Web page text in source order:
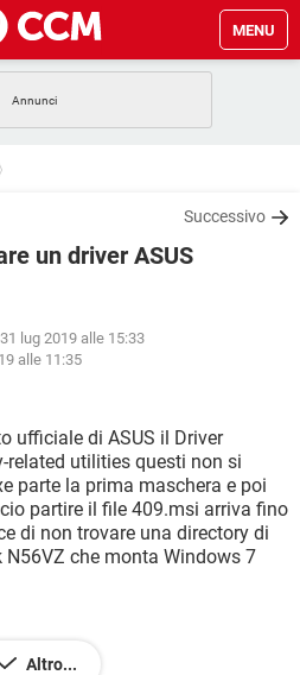
MENU
WHATSAPP
FACEBOOK
GAMING
WINDOWS 10
ANDROID
WHATSAPP
FACEBOOK
WINDOWS 10
WHATSAPP
FACEBOOK
Successivo
un driver ASUS
lug 2019 alle 15:33
alle 11:35
ufficiale di ASUS il Driver
related utilities questi non si
parte la prima maschera e poi
partire il file 409.msi arriva fino
di non trovare una directory di
che monta Windows 7
Altro...